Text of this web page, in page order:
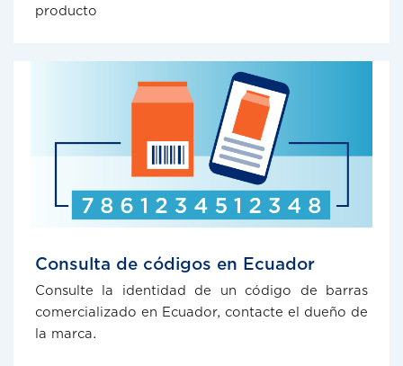
producto
Consulta de códigos en Ecuador
Consulte la identidad de un código de barras
comercializado en Ecuador, contacte el dueño de
la marca.